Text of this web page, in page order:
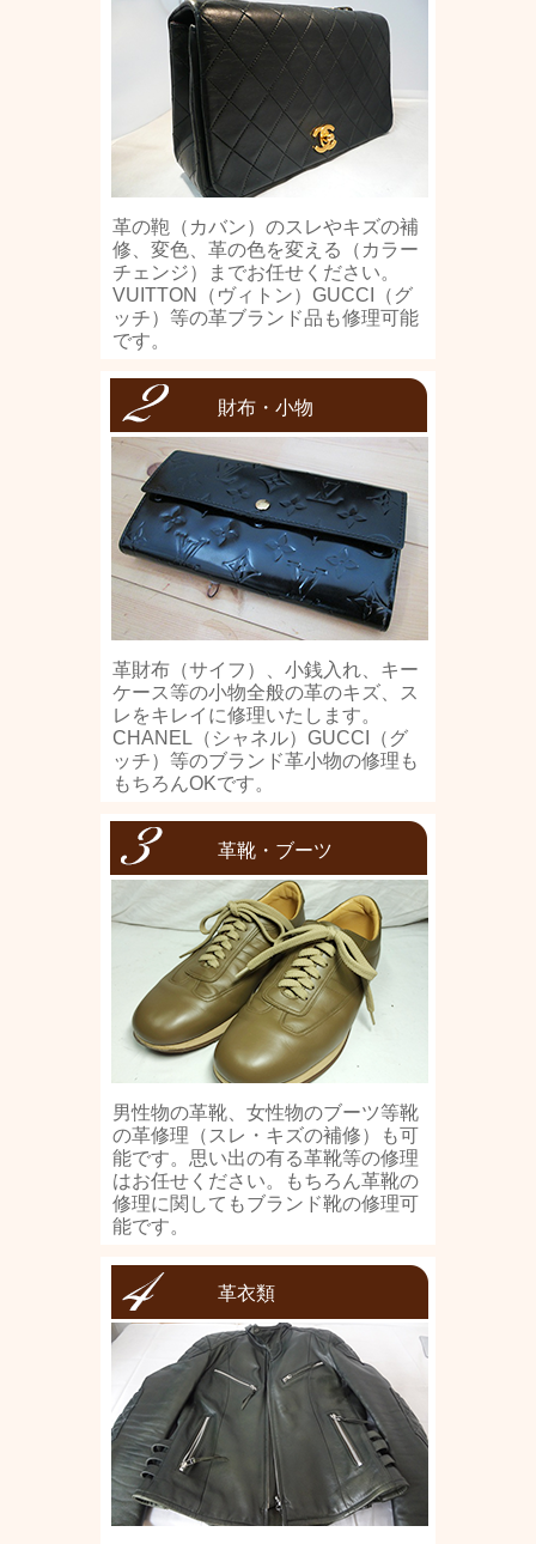
革の鞄（カバン）のスレやキズの補
修、変色、革の色を変える（カラー
チェンジ）までお任せください。
VUITTON（ヴィトン）GUCCI（グ
ッチ）等の革ブランド品も修理可能
です。
財布・小物
革財布（サイフ）、小銭入れ、キー
ケース等の小物全般の革のキズ、ス
レをキレイに修理いたします。
CHANEL（シャネル）GUCCI（グ
ッチ）等のブランド革小物の修理も
もちろんOKです。
革靴・ブーツ
男性物の革靴、女性物のブーツ等靴
の革修理（スレ・キズの補修）も可
能です。思い出の有る革靴等の修理
はお任せください。もちろん革靴の
修理に関してもブランド靴の修理可
能です。
革衣類